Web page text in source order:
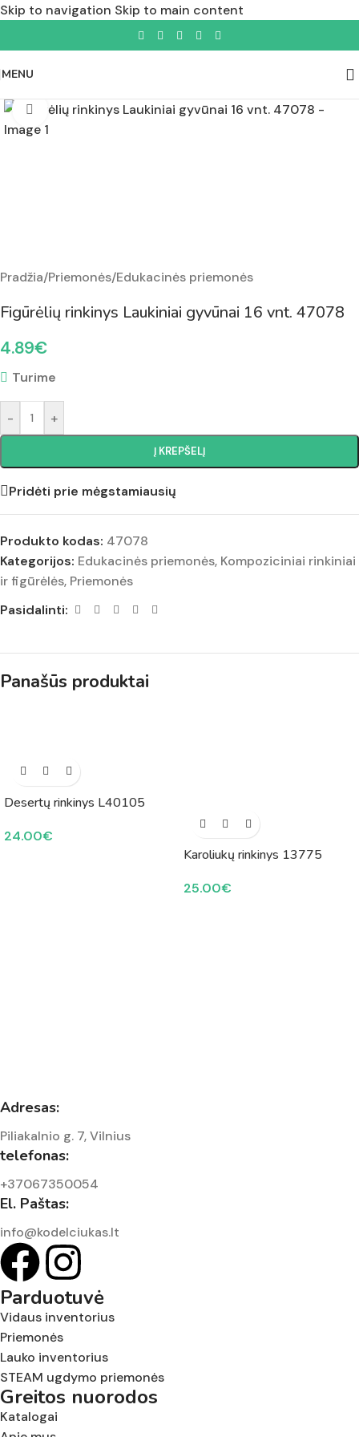
Skip to navigation Skip to main content
MENU
Padidinti nuotrauką
Pradžia/Priemonės/Edukacinės priemonės
Figūrėlių rinkinys Laukiniai gyvūnai 16 vnt. 47078
4.89€
Turime
- +
Į KREPŠELĮ
Pridėti prie mėgstamiausių
Produkto kodas: 47078
Kategorijos: Edukacinės priemonės, Kompoziciniai rinkiniai
ir figūrėlės, Priemonės
Pasidalinti:
Panašūs produktai
Desertų rinkinys L40105
24.00€
Karoliukų rinkinys 13775
25.00€
Adresas:
Piliakalnio g. 7, Vilnius
telefonas:
+37067350054
El. Paštas:
info@kodelciukas.lt
Parduotuvė
Vidaus inventorius
Priemonės
Lauko inventorius
STEAM ugdymo priemonės
Greitos nuorodos
Katalogai